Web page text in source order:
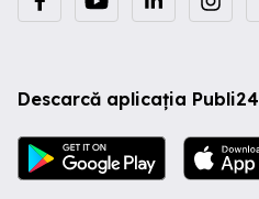
Descarcă aplicația Publi24